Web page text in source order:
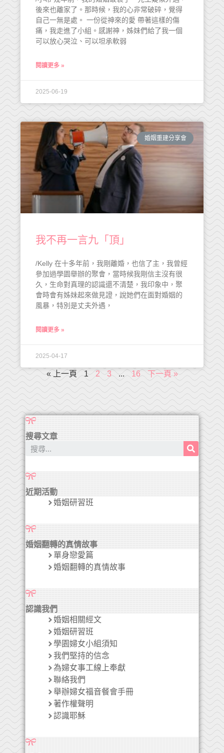
後來也離家了。那時候，我的心非常破碎，覺得
自己一無是處。 一份從神來的愛 帶著這樣的傷
痛，我走進了小組。感謝神，姊妹們給了我一個
可以放心哭泣、可以坦承軟弱
閱讀更多 »
2025-06-19
婚姻重建分享會
我不再一言九「頂」
/Kelly 在十多年前，我剛離婚，也信了主，我曾經
參加過學園舉辦的聚會，當時候我剛信主沒有很
久，生命對真理的認識還不清楚，我印象中，聚
會時會有姊妹起來做見證，說她們在面對婚姻的
風暴，特別是丈夫外遇，
閱讀更多 »
2025-04-17
« 上一頁 1 2 3 ... 16 下一頁 »
搜尋文章
近期活動
婚姻研習班
婚姻翻轉的真情故事
單身戀愛篇
婚姻翻轉的真情故事
認識我們
婚姻相關經文
婚姻研習班
學園婦女小組須知
我們堅持的信念
為婦女事工線上奉獻
聯絡我們
舉辦婦女福音餐會手冊
著作權聲明
認識耶穌